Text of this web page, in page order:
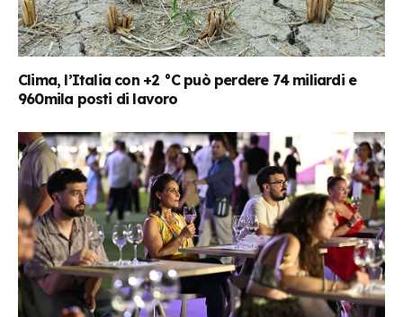
Clima, l’Italia con +2 °C può perdere 74 miliardi e
960mila posti di lavoro